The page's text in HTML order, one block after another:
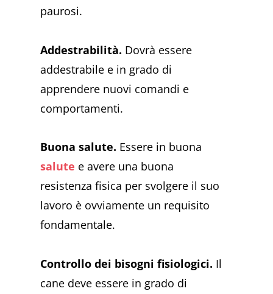
paurosi.
Addestrabilità. Dovrà essere
addestrabile e in grado di
apprendere nuovi comandi e
comportamenti.
Buona salute. Essere in buona
salute e avere una buona
resistenza fisica per svolgere il suo
lavoro è ovviamente un requisito
fondamentale.
Controllo dei bisogni fisiologici. Il
cane deve essere in grado di